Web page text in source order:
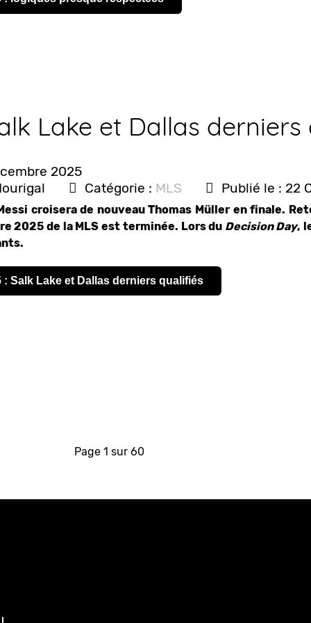
2025
croisera de nouveau Thomas Müller en finale.
Lake et Dallas
Catégorie : MLS Publié le : 22
2025 de la MLS est terminée. Lors du Decision Day,
: Salk Lake et Dallas derniers qualifiés
Page 1 sur 60